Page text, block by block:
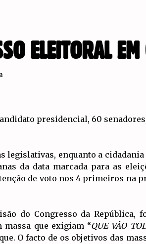
ELEITORAL EM
presidencial, 60
legislativas, enquanto a
da data marcada para as
de voto nos 4 primeiros na
do Congresso da República,
que exigiam “QUE VÃO
O facto de os objetivos das